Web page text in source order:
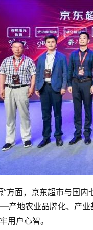
”方面，京东超市与国
产地农业品牌化、产业
用户心智。